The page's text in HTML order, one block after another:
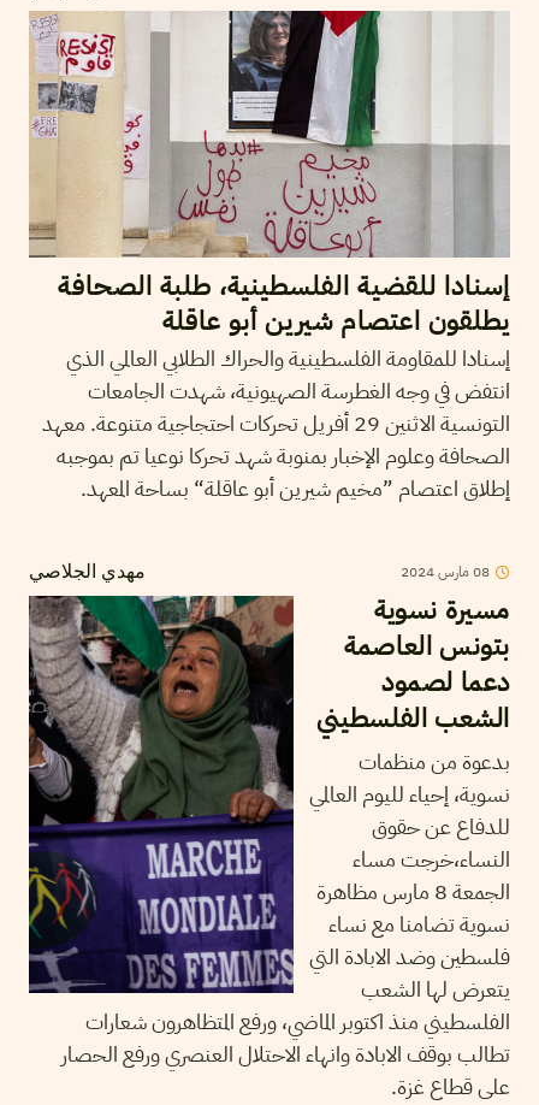
إسنادا للقضية الفلسطينية، طلبة الصحافة
يطلقون اعتصام شيرين أبو عاقلة
إسنادا للمقاومة الفلسطينية والحراك الطلابي العالمي الذي
انتفض في وجه الغطرسة الصهيونية، شهدت الجامعات
التونسية الاثنين 29 أفريل تحركات احتجاجية متنوعة. معهد
الصحافة وعلوم الإخبار بمنوبة شهد تحركا نوعيا تم بموجبه
إطلاق اعتصام ”مخيم شيرين أبو عاقلة“ بساحة المعهد.
مهدي الجلاصي 08مارس2024
مسيرة نسوية
بتونس العاصمة
دعما لصمود
الشعب الفلسطيني
بدعوة من منظمات
نسوية، إحياء لليوم العالمي
للدفاع عن حقوق
النساء،خرجت مساء
الجمعة 8 مارس مظاهرة
نسوية تضامنا مع نساء
فلسطين وضد الابادة التي
يتعرض لها الشعب
الفلسطيني منذ اكتوبر الماضي، ورفع المتظاهرون شعارات
تطالب بوقف الابادة وانهاء الاحتلال العنصري ورفع الحصار
على قطاع غزة.